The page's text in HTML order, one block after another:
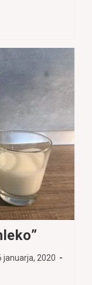
januarja, 2020